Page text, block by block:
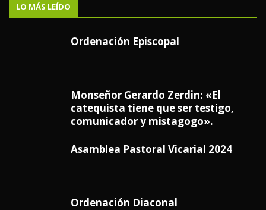
LO MÁS LEÍDO
Ordenación Episcopal
Monseñor Gerardo Zerdin: «El
catequista tiene que ser testigo,
comunicador y mistagogo».
Asamblea Pastoral Vicarial 2024
Ordenación Diaconal